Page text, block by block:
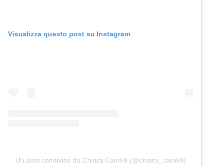
Visualizza questo post su Instagram
Un post condiviso da Chiara Cainelli (@chiara_cainelli)